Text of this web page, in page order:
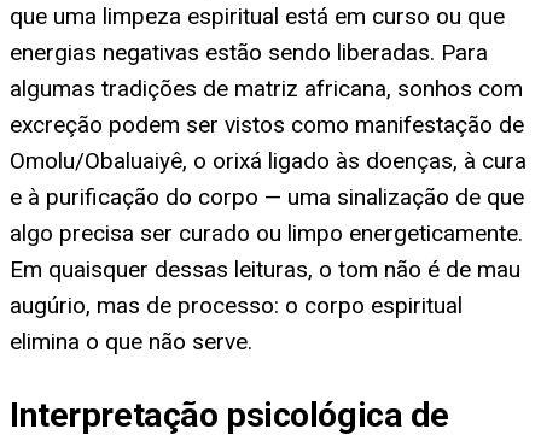
que uma limpeza espiritual está em curso ou que
energias negativas estão sendo liberadas. Para
algumas tradições de matriz africana, sonhos com
excreção podem ser vistos como manifestação de
Omolu/Obaluaiyê, o orixá ligado às doenças, à cura
e à purificação do corpo — uma sinalização de que
algo precisa ser curado ou limpo energeticamente.
Em quaisquer dessas leituras, o tom não é de mau
augúrio, mas de processo: o corpo espiritual
elimina o que não serve.
Interpretação psicológica de